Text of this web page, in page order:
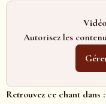
Autorisez les
Retrouvez ce chant dans :